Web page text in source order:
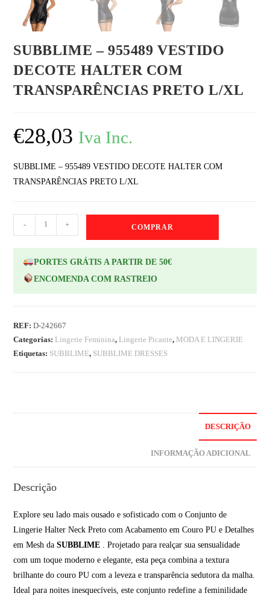
SUBBLIME – 955489 VESTIDO
DECOTE HALTER COM
TRANSPARÊNCIAS PRETO L/XL
€28,03 Iva Inc.
SUBBLIME – 955489 VESTIDO DECOTE HALTER COM
TRANSPARÊNCIAS PRETO L/XL
- + COMPRAR
PORTES GRÁTIS A PARTIR DE 50€
ENCOMENDA COM RASTREIO
REF:D-242667
Categorias: Lingerie Feminina, Lingerie Picante, MODA E LINGERIE
Etiquetas: SUBBLIME, SUBBLIME DRESSES
DESCRIÇÃO
INFORMAÇÃO ADICIONAL
Descrição
Explore seu lado mais ousado e sofisticado com o Conjunto de
Lingerie Halter Neck Preto com Acabamento em Couro PU e Detalhes
em Mesh daSUBBLIME . Projetado para realçar sua sensualidade
com um toque moderno e elegante, esta peça combina a textura
brilhante do couro PU com a leveza e transparência sedutora da malha.
Ideal para noites inesquecíveis, este conjunto redefine a feminilidade